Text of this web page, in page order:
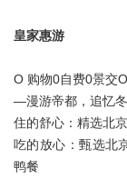
); 天坛
六大网红打卡圣地
“冰丝带”国家速滑馆
-- 北京坊。
暖心赠送： 拍摄北
24小时免费接送站
皇家惠游
O 购物0自费0景交O
—漫游帝都，追忆
住的舒心：精选北
吃的放心：甄选北
鸭餐